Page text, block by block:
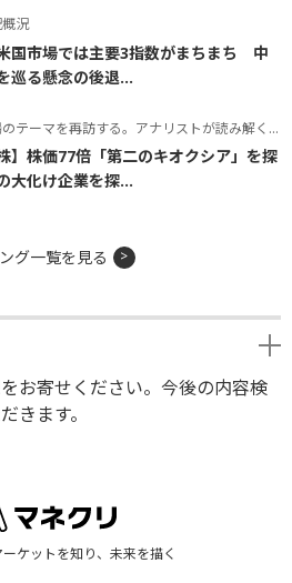
況
米国市場では主要3指数がまちまち 中
巡る懸念の後退...
テーマを再訪する。アナリストが読み解くテーマの本質
株】株価77倍「第二のキオクシア」を探
大化け企業を探...
グ一覧を見る
お寄せください。今後の内容検
きます。
ケットを知り、未来を描く